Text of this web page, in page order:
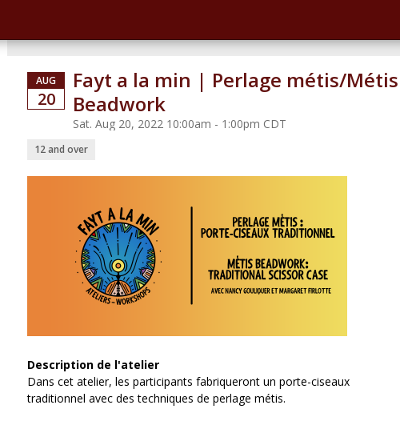
AUG
20
Fayt a la min | Perlage métis/Métis
Beadwork
Sat. Aug 20, 2022 10:00am - 1:00pm CDT
12 and over
Description de l'atelier
Dans cet atelier, les participants fabriqueront un porte-ciseaux
traditionnel avec des techniques de perlage métis.